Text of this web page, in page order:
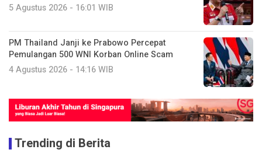
5 Agustus 2026 - 16:01 WIB
PM Thailand Janji ke Prabowo Percepat
Pemulangan 500 WNI Korban Online Scam
4 Agustus 2026 - 14:16 WIB
Trending di Berita